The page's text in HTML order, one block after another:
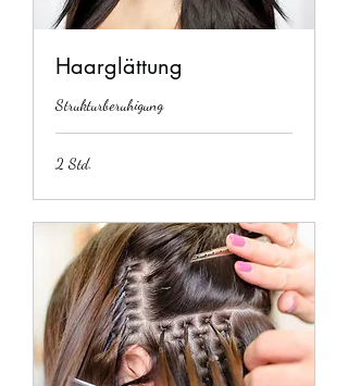
Haarglättung
Strukturberuhigung
2 Std.